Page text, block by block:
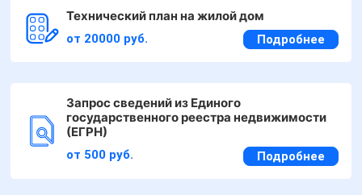
Технический план на жилой дом
от 20000 руб. Подробнее
Запрос сведений из Единого
государственного реестра недвижимости
(ЕГРН)
от 500 руб. Подробнее